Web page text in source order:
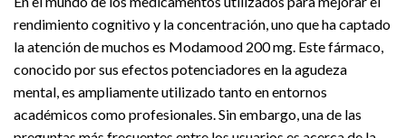
rendimiento cognitivo y la concentración, uno que ha captado
la atención de muchos es Modamood 200 mg. Este fármaco,
conocido por sus efectos potenciadores en la agudeza
mental, es ampliamente utilizado tanto en entornos
académicos como profesionales. Sin embargo, una de las